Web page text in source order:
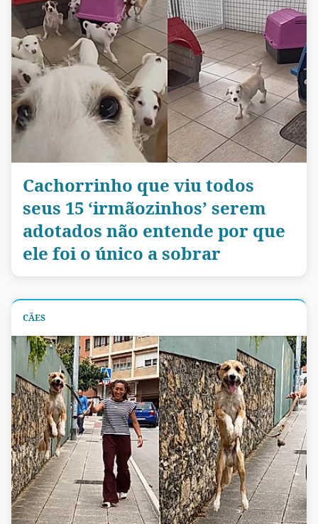
Cachorrinho que viu todos
seus 15 ‘irmãozinhos’ serem
adotados não entende por que
ele foi o único a sobrar
CÃES